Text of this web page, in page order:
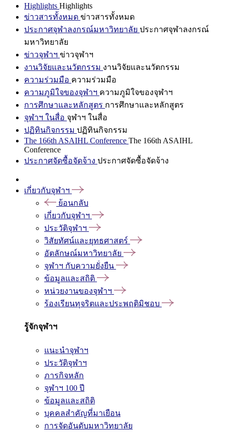
Highlights Highlights
ข่าวสารทั้งหมด ข่าวสารทั้งหมด
ประกาศจุฬาลงกรณ์มหาวิทยาลัย ประกาศจุฬาลงกรณ์
มหาวิทยาลัย
ข่าวจุฬาฯ ข่าวจุฬาฯ
งานวิจัยและนวัตกรรม งานวิจัยและนวัตกรรม
ความร่วมมือ ความร่วมมือ
ความภูมิใจของจุฬาฯ ความภูมิใจของจุฬาฯ
การศึกษาและหลักสูตร การศึกษาและหลักสูตร
จุฬาฯ ในสื่อ จุฬาฯ ในสื่อ
ปฏิทินกิจกรรม ปฏิทินกิจกรรม
The 166th ASAIHL Conference The 166th ASAIHL
Conference
ประกาศจัดซื้อจัดจ้าง ประกาศจัดซื้อจัดจ้าง
เกี่ยวกับจุฬาฯ
ย้อนกลับ
เกี่ยวกับจุฬาฯ
ประวัติจุฬาฯ
วิสัยทัศน์และยุทธศาสตร์
อัตลักษณ์มหาวิทยาลัย
จุฬาฯ กับความยั่งยืน
ข้อมูลและสถิติ
หน่วยงานของจุฬาฯ
ร้องเรียนทุจริตและประพฤติมิชอบ
รู้จักจุฬาฯ
แนะนำจุฬาฯ
ประวัติจุฬาฯ
ภารกิจหลัก
จุฬาฯ 100 ปี
ข้อมูลและสถิติ
บุคคลสำคัญที่มาเยือน
การจัดอันดับมหาวิทยาลัย